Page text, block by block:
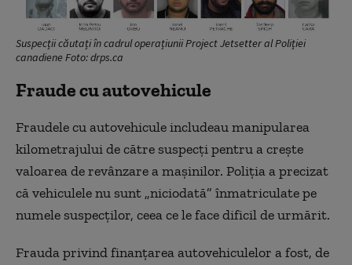
Suspecții căutați în cadrul operațiunii Project Jetsetter al Poliției
canadiene Foto: drps.ca
Fraude cu autovehicule
Fraudele cu autovehicule includeau manipularea
kilometrajului de către suspecţi pentru a creşte
valoarea de revânzare a maşinilor. Poliţia a precizat
că vehiculele nu sunt „niciodată” înmatriculate pe
numele suspecţilor, ceea ce le face dificil de urmărit.
Frauda privind finanţarea autovehiculelor a fost, de